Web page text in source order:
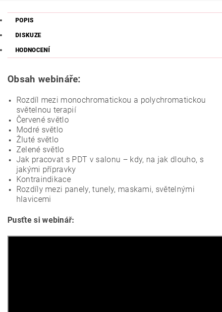
POPIS
DISKUZE
HODNOCENÍ
Obsah webináře:
Rozdíl mezi monochromatickou a polychromatickou
světelnou terapií
Červené světlo
Modré světlo
Žluté světlo
Zelené světlo
Jak pracovat s PDT v salonu – kdy, na jak dlouho, s
jakými přípravky
Kontraindikace
Rozdíly mezi panely, tunely, maskami, světelnými
hlavicemi
Pusťte si webinář: